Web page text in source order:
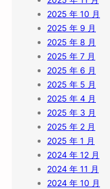
2025 年 10 月
2025 年 9 月
2025 年 8 月
2025 年 7 月
2025 年 6 月
2025 年 5 月
2025 年 4 月
2025 年 3 月
2025 年 2 月
2025 年 1 月
2024 年 12 月
2024 年 11 月
2024 年 10 月